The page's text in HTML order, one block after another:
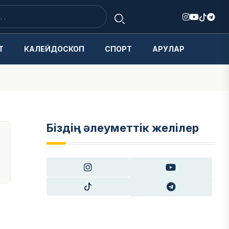
КАЛЕЙДОСКОП СПОРТ АРУЛАР
Біздің әлеуметтік желілер